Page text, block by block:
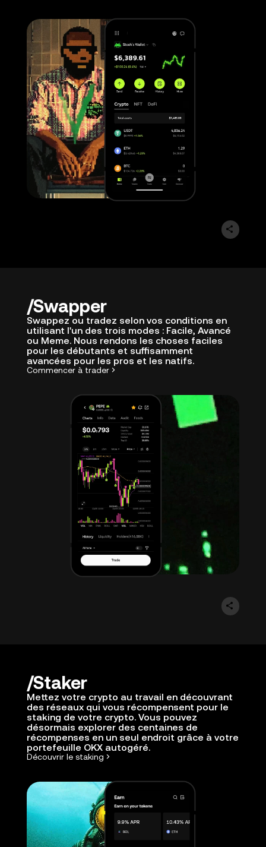
Swapper
Swappez ou tradez selon vos conditions en
utilisant l'un des trois modes : Facile, Avancé
ou Meme. Nous rendons les choses faciles
pour les débutants et suffisamment
avancées pour les pros et les natifs.
Commencer à trader
Staker
Mettez votre crypto au travail en découvrant
des réseaux qui vous récompensent pour le
staking de votre crypto. Vous pouvez
désormais explorer des centaines de
récompenses en un seul endroit grâce à votre
portefeuille OKX autogéré.
Découvrir le staking